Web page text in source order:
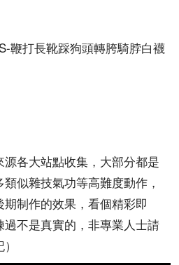
鞭打長靴踩狗頭轉胯騎脖白襪
源各大站點收集，大部分都是
似雜技氣功等高難度動作，
制作的效果，看個精彩即
不是真實的，非專業人士請